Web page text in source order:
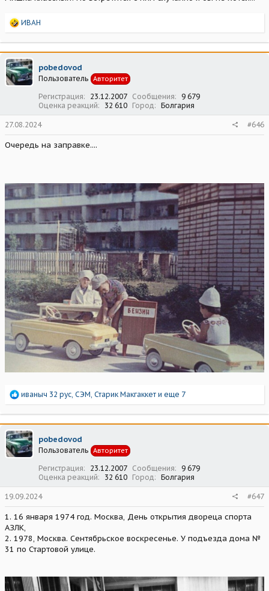
Р
а
к
ц
и
и
ИВАН
pobedovod
Пользователь Авторитет
Регистрация 23.12.2007 Сообщения
9 679
Оценка реакций
32 610 Город Болгария
27.08.2024 #646
Очередь на заправке....
Р
а
к
ц
и
и
иваныч 32 рус СЭМ Старик Макгаккет и еще 7
pobedovod
Пользователь Авторитет
Регистрация 23.12.2007 Сообщения
9 679
Оценка реакций
32 610 Город Болгария
19.09.2024 #647
1. 16 января 1974 год. Москва, День открытия двореца спорта
АЗЛК,
2. 1978, Москва. Сентябрьское воскресенье. У подъезда дома №
31 по Стартовой улице.